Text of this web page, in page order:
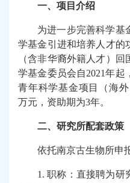
一、项目介绍
为进一步完善科学基
学基金引进和培养人才的
（含非华裔外籍人才）
学基金委员会自2021年
青年科学基金项目（海
万元，资助期为3年。
二、研究所配套政策
依托南京古生物所申
1.职称：直接聘为研